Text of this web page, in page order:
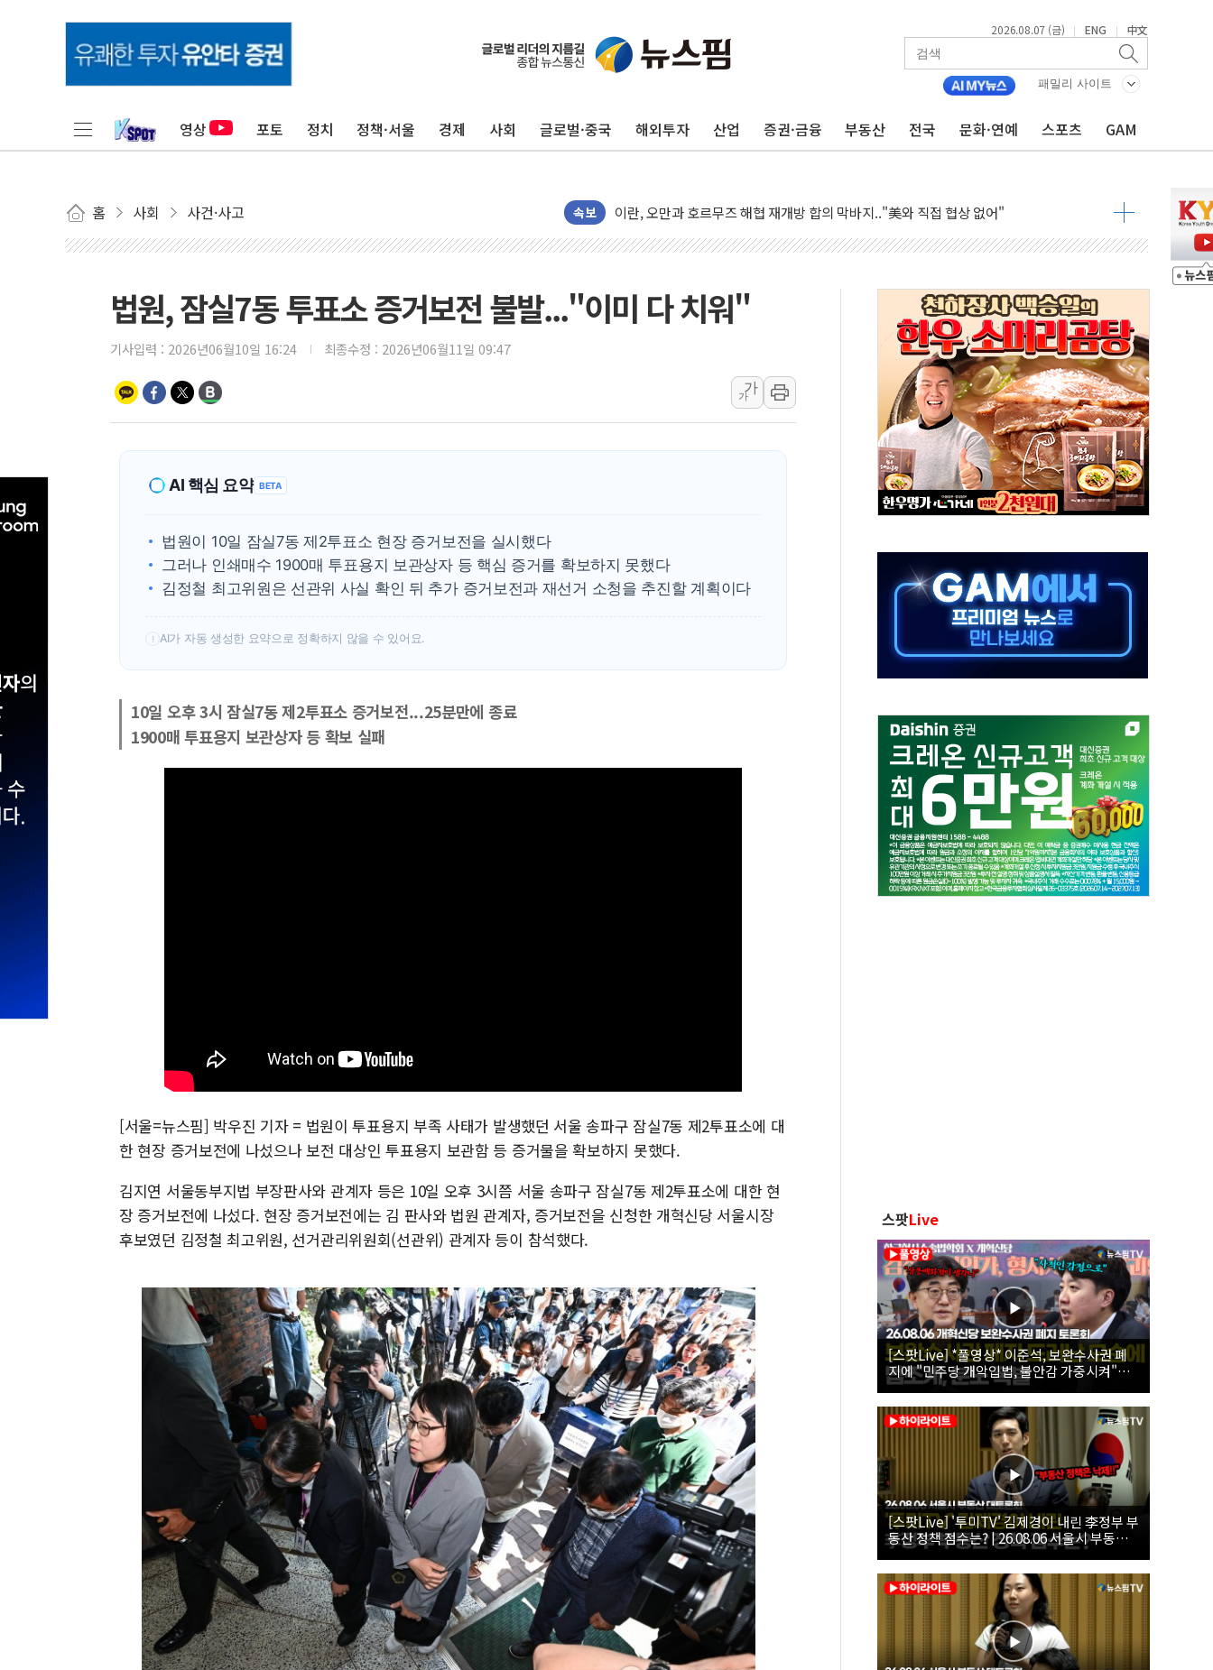
2026.08.07 (금) | ENG | 中文
패밀리 사이트
영상 포토 정치 정책·서울 경제 사회 글로벌·중국 해외투자 산업 증권·금융 부동산 전국 문화·연예 스포츠 GAM
홈 사회 사건·사고 속보
트럼프 "이란전 조만간 끝날 것"…군수품 부족설 일축 "막대한 무기 보유"
현대리바트, 원가 개선으로 실적 방어…다음 과제는 '외형 확대'
"세금 부담 덜자"…비거주 1주택자 귀환 조짐에 전월세시장 '긴장'
세금 부담 커진 고가 1주택자…맞교환·재매수·다운사이징 '저울질'
[금/유가] 이란의 호르무즈 해협 통항 제한 검토에 유가 3% 급등…금값 보합
이란, 오만과 호르무즈 해협 재개방 합의 막바지.."美와 직접 협상 없어"
[민주 당권주자 일정] 송영길·정청래·김민석 후보 - 8월 7일
[오늘의 정치일정] 8월 7일(금)
[오늘의 국회일정] 상임위·세미나·기자회견·주요 정당 - 8월 7일
이란, 美·이스라엘 선박 호르무즈 통항 제한 추진…美 "통행 막을 권한 없어"
유럽증시, 견조한 실적 소화하며 대부분 상승… "2분기 기업 순이익 21% 증가" 전망
리투아니아 국방 "러, 우크라 드론으로 나토 회원국 공격 검토… 거짓 깃발 작전"
구광모, 내주 실리콘밸리서 젠슨 황 재회…로봇·AI 데이터센터·모빌리티 구체화
뉴욕증시 개장 전 특징주...모더나·아이온큐·도어대시↑ VS 샌디스크·피그마·앱러빈↓
김정관 장관 "영업이익 N% 성과급 반대…상법·자본시장법 개정 논의"
뉴욕증시 프리뷰, 미 주가선물 AI주 차익실현 속 혼조세...웨스턴디지털·샌디스크↓
법원, 잠실7동 투표소 증거보전 불발..."이미 다 치워"
기사입력 : 2026년06월10일 16:24 최종수정 : 2026년06월11일 09:47
가
가
AI 핵심 요약 BETA
법원이 10일 잠실7동 제2투표소 현장 증거보전을 실시했다
그러나 인쇄매수 1900매 투표용지 보관상자 등 핵심 증거를 확보하지 못했다
김정철 최고위원은 선관위 사실 확인 뒤 추가 증거보전과 재선거 소청을 추진할 계획이다
! AI가 자동 생성한 요약으로 정확하지 않을 수 있어요.
10일 오후 3시 잠실7동 제2투표소 증거보전...25분만에 종료
1900매 투표용지 보관상자 등 확보 실패
[서울=뉴스핌] 박우진 기자 = 법원이 투표용지 부족 사태가 발생했던 서울 송파구 잠실7동 제2투표소에 대
한 현장 증거보전에 나섰으나 보전 대상인 투표용지 보관함 등 증거물을 확보하지 못했다.
김지연 서울동부지법 부장판사와 관계자 등은 10일 오후 3시쯤 서울 송파구 잠실7동 제2투표소에 대한 현
장 증거보전에 나섰다. 현장 증거보전에는 김 판사와 법원 관계자, 증거보전을 신청한 개혁신당 서울시장
후보였던 김정철 최고위원, 선거관리위원회(선관위) 관계자 등이 참석했다.
스팟Live
[스팟Live] *풀영상* 이준석, 보완수사권 폐
지에 "민주당 개악입법, 불안감 가중시켜"｜
26.08.06 개혁신당 보완수사권 폐지 토론회
[스팟Live] '투미TV' 김제경이 내린 李정부 부
동산 정책 점수는? | 26.08.06 서울시 부동산
대토론회